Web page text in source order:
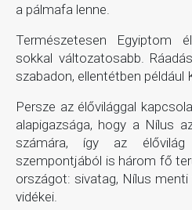
a pálmafa lenne.
Természetesen Egyiptom
sokkal változatosabb.
szabadon, ellentétben például
Persze az élővilággal
alapigazsága, hogy a Nílus
számára, így az
szempontjából is három fő
országot: sivatag, Nílus
vidékei.